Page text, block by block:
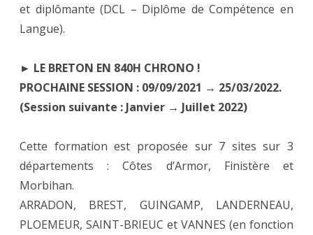
et diplômante (DCL – Diplôme de Compétence en
Langue).
► LE BRETON EN 840H CHRONO !
PROCHAINE SESSION : 09/09/2021 → 25/03/2022.
(Session suivante : Janvier → Juillet 2022)
Cette formation est proposée sur 7 sites sur 3
départements : Côtes d’Armor, Finistère et
Morbihan.
ARRADON, BREST, GUINGAMP, LANDERNEAU,
PLOEMEUR, SAINT-BRIEUC et VANNES (en fonction